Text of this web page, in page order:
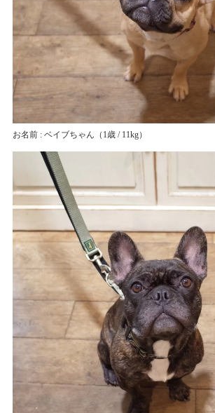
お名前 : ベイブちゃん （1歳 / 11kg）